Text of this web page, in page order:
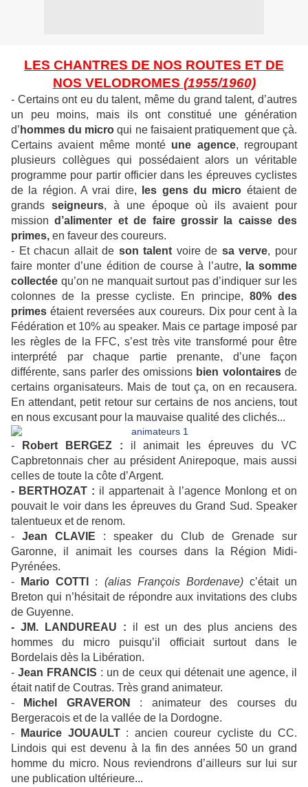
LES CHANTRES DE NOS ROUTES ET DE
NOS VELODROMES (1955/1960)
- Certains ont eu du talent, même du grand talent, d’autres
un peu moins, mais ils ont constitué une génération
d’ hommes du micro qui ne faisaient pratiquement que çà.
Certains avaient même monté une agence, regroupant
plusieurs collègues qui possédaient alors un véritable
programme pour partir officier dans les épreuves cyclistes
de la région. A vrai dire,
les gens du micro étaient de
grands seigneurs, à une époque où ils avaient pour
missiond’alimenter et de faire grossir la caisse des
primes, en faveur des coureurs.
- Et chacun allait de son talent voire de sa verve, pour
faire monter d’une édition de course à l’autre,
la somme
collectée qu’on ne manquait surtout pas d’indiquer sur les
colonnes de la presse cycliste. En principe, 80% des
primes étaient reversées aux coureurs. Dix pour cent à la
Fédération et 10% au speaker. Mais ce partage imposé par
les règles de la FFC, s’est très vite transformé pour être
interprété par chaque partie prenante, d’une façon
différente, sans parler des omissions bien volontairesde
certains organisateurs. Mais de tout ça, on en recausera.
En attendant, petit retour sur certains de nos anciens, tout
en nous excusant pour la mauvaise qualité des clichés...
- Robert BERGEZ : il animait les épreuves du VC
Capbretonnais cher au président Anirepoque, mais aussi
celles de toute la côte d’Argent.
- BERTHOZAT : il appartenait à l’agence Monlong et on
pouvait le voir dans les épreuves du Grand Sud. Speaker
talentueux et de renom.
-Jean CLAVIE : speaker du Club de Grenade sur
Garonne, il animait les courses dans la Région Midi-
Pyrénées.
-
Mario COTTI : (alias François Bordenave)c’était un
Breton qui n’hésitait de répondre aux invitations des clubs
de Guyenne.
- JM. LANDUREAU : il est un des plus anciens des
hommes du micro puisqu’il officiait surtout dans le
Bordelais dès la Libération.
-Jean FRANCIS : un de ceux qui détenait une agence, il
était natif de Coutras. Très grand animateur.
-
Michel GRAVERON
: animateur des courses du
Bergeracois et de la vallée de la Dordogne.
-
Maurice JOUAULT: ancien coureur cycliste du CC.
Lindois qui est devenu à la fin des années 50 un grand
homme du micro. Nous reviendrons d’ailleurs sur lui sur
une publication ultérieure...